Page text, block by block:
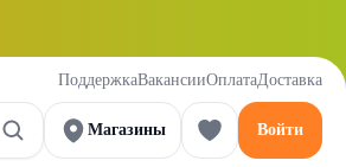
ПоддержкаВакансииОплатаДоставка
Магазины Войти